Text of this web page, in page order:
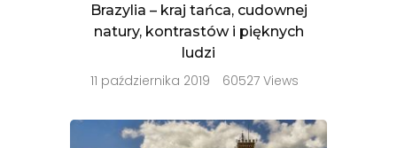
Brazylia – kraj tańca, cudownej
natury, kontrastów i pięknych
ludzi
11 października 2019 60527 Views